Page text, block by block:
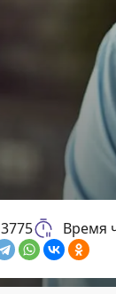
3775 Время